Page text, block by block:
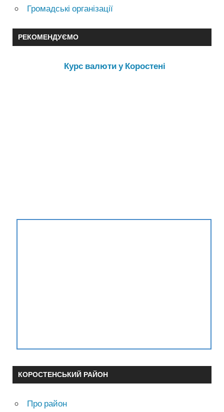
Громадські організації
РЕКОМЕНДУЄМО
Курс валюти у Коростені
КОРОСТЕНСЬКИЙ РАЙОН
Про район